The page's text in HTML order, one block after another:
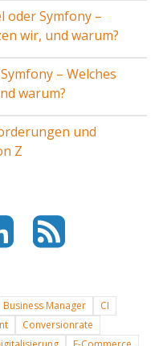
oder Symfony –
wir, und warum?
– Welches
warum?
und
Z
Business Manager
CI
Conversionrate